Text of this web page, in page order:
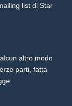
list di Star
altro modo
parti, fatta